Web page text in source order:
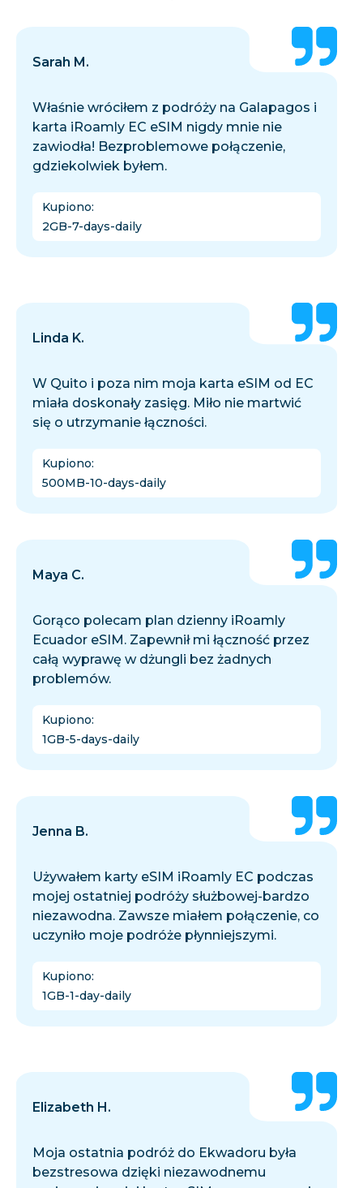
Sarah M.
Właśnie wróciłem z podróży na Galapagos i
karta iRoamly EC eSIM nigdy mnie nie
zawiodła! Bezproblemowe połączenie,
gdziekolwiek byłem.
Kupiono:
2GB-7-days-daily
Linda K.
W Quito i poza nim moja karta eSIM od EC
miała doskonały zasięg. Miło nie martwić
się o utrzymanie łączności.
Kupiono:
500MB-10-days-daily
Maya C.
Gorąco polecam plan dzienny iRoamly
Ecuador eSIM. Zapewnił mi łączność przez
całą wyprawę w dżungli bez żadnych
problemów.
Kupiono:
1GB-5-days-daily
Jenna B.
Używałem karty eSIM iRoamly EC podczas
mojej ostatniej podróży służbowej-bardzo
niezawodna. Zawsze miałem połączenie, co
uczyniło moje podróże płynniejszymi.
Kupiono:
1GB-1-day-daily
Elizabeth H.
Moja ostatnia podróż do Ekwadoru była
bezstresowa dzięki niezawodnemu